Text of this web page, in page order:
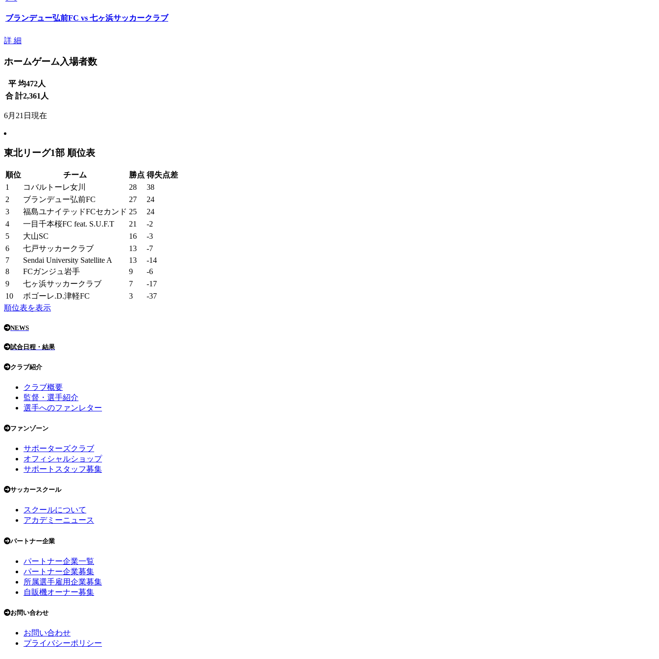
ブランデュー弘前FC vs 七ヶ浜サッカークラブ
詳 細
ホームゲーム入場者数
平 均472人
合 計2,361 人
6月21日現在
東北リーグ1部 順位表
順位 チーム 勝点 得失点差
1
コバルトーレ女川 28
38
2
ブランデュー弘前FC 27
24
3
福島ユナイテッドFCセカンド 25
24
4
一目千本桜FC feat. S.U.F.T 21
-2
5
大山SC 16
-3
6
七戸サッカークラブ 13
-7
7
Sendai University Satellite A 13
-14
8
FCガンジュ岩手 9
-6
9
七ヶ浜サッカークラブ 7
-17
10
ボゴーレ.D.津軽FC 3
-37
順位表を表示
NEWS
試合日程・結果
クラブ紹介
クラブ概要
監督・選手紹介
選手へのファンレター
ファンゾーン
サポーターズクラブ
オフィシャルショップ
サポートスタッフ募集
サッカースクール
スクールについて
アカデミーニュース
パートナー企業
パートナー企業一覧
パートナー企業募集
所属選手雇用企業募集
自販機オーナー募集
お問い合わせ
お問い合わせ
プライバシーポリシー